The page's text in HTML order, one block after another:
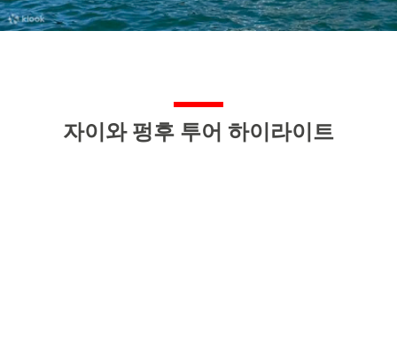
자이와 펑후 투어 하이라이트